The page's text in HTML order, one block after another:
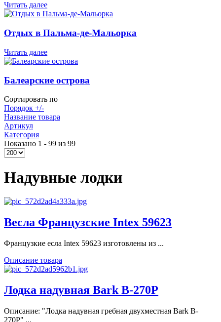
Читать далее
Отдых в Пальма-де-Мальорка
Читать далее
Балеарские острова
Сортировать по
Порядок +/-
Название товара
Артикул
Категория
Показано 1 - 99 из 99
Надувные лодки
Весла Французские Intex 59623
Французкие есла Intex 59623 изготовлены из ...
Описание товара
Лодка надувная Bark B-270P
Описание: "Лодка надувная гребная двухместная Bark B-
270P" ...